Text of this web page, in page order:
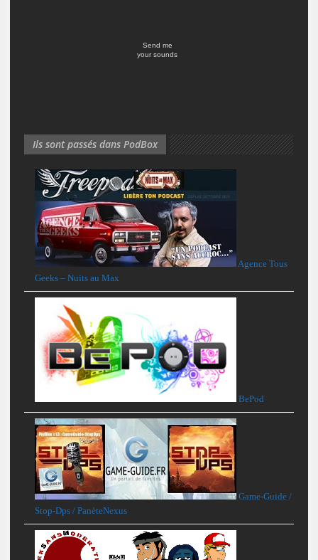
Send me
your sounds
Ils sont passés dans PodBox
Agence Tous
Geeks – Nuits au Max
BePod
Game-Guide /
Stop-Dps / PanèteNexus